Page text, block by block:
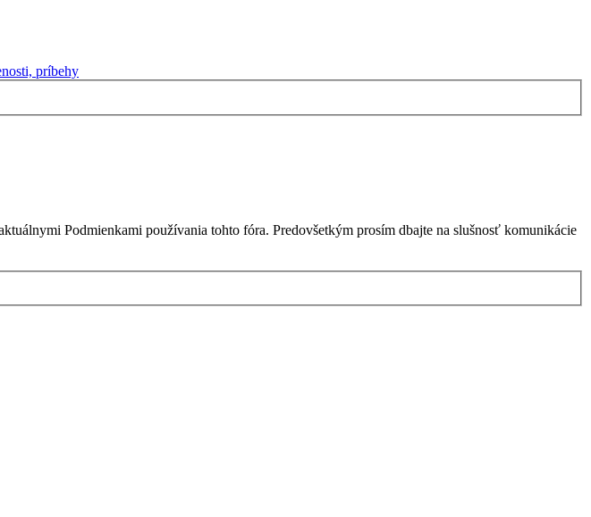
príbehy
Podmienkami používania tohto fóra. Predovšetkým prosím dbajte na slušnosť komunikácie